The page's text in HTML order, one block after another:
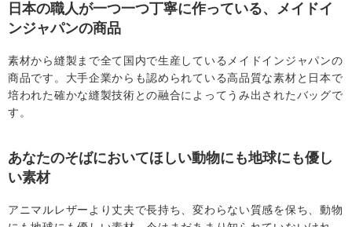
日本の職人が一つ一つ丁寧に作っている、メイドイ
ンジャパンの商品
素材から縫製まで全て国内で生産しているメイドインジャパンの
商品です。大手企業からも認められている高品質な素材と日本で
培われた確かな縫製技術との融合によってうみ出されたバッグで
す。
あなたのそばにおいてほしい動物にも地球にも優し
い素材
アニマルレザーより丈夫で長持ち、変わらない質感を保ち、動物